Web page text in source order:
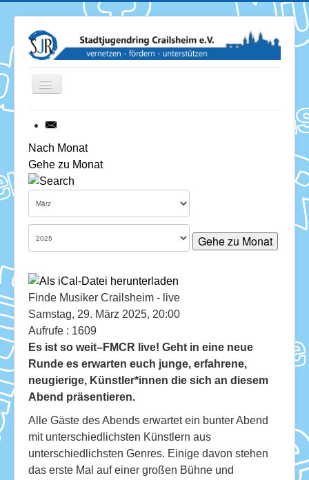
Toggle
News
Termine
Über uns
Services
Download
Ausleihe
Ratskeller
Nach Monat
Gehe zu Monat
Gehe zu Monat
Finde Musiker Crailsheim - live
Samstag, 29. März 2025, 20:00
Aufrufe : 1609
Es ist so weit–FMCR live! Geht in eine neue
Runde es erwarten euch junge, erfahrene,
neugierige, Künstler*innen die sich an diesem
Abend präsentieren.
Alle Gäste des Abends erwartet ein bunter Abend
mit unterschiedlichsten Künstlern aus
unterschiedlichsten Genres. Einige davon stehen
das erste Mal auf einer großen Bühne und